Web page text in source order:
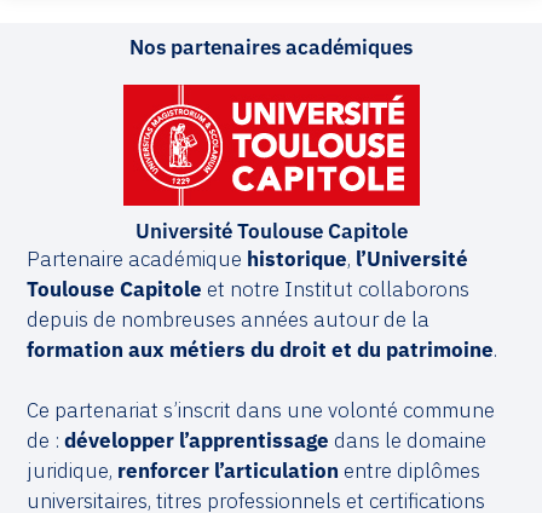
Nos partenaires académiques
Université Toulouse Capitole
Partenaire académique historique, l’Université
Toulouse Capitole et notre Institut collaborons
depuis de nombreuses années autour de la
formation aux métiers du droit et du patrimoine.
Ce partenariat s’inscrit dans une volonté commune
de :développer l’apprentissage dans le domaine
juridique, renforcer l’articulation entre diplômes
universitaires, titres professionnels et certifications